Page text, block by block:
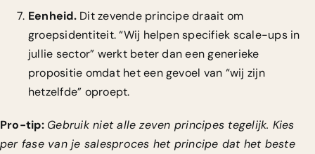
Eenheid.Dit zevende principe draait om
groepsidentiteit. “Wij helpen specifiek scale-ups in
jullie sector” werkt beter dan een generieke
propositie omdat het een gevoel van “wij zijn
hetzelfde” oproept.
Pro-tip: Gebruik niet alle zeven principes tegelijk. Kies
per fase van je salesproces het principe dat het beste